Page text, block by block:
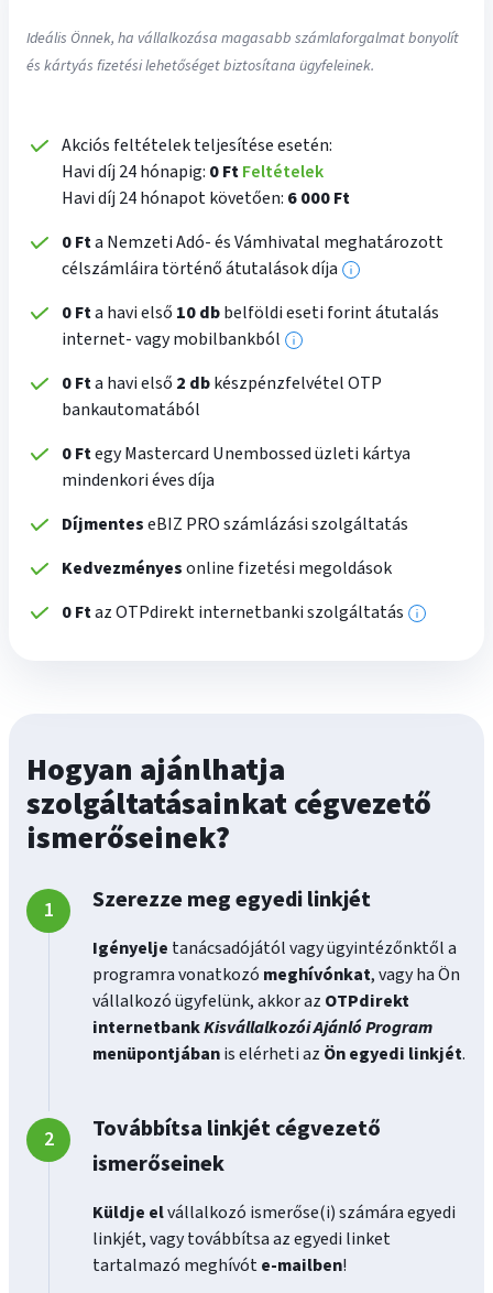
Ideális Önnek, ha vállalkozása magasabb számlaforgalmat bonyolít
és kártyás fizetési lehetőséget biztosítana ügyfeleinek.
Akciós feltételek teljesítése esetén:
Havi díj 24 hónapig: 0 FtFeltételek
Havi díj 24 hónapot követően: 6 000 Ft
0 Fta Nemzeti Adó- és Vámhivatal meghatározott
célszámláira történő átutalások díja
További
információk
0 Fta havi első 10 dbbelföldi eseti forint átutalás
internet- vagy mobilbankból
További
információk
0 Fta havi első 2 dbkészpénzfelvétel OTP
bankautomatából
0 Ftegy Mastercard Unembossed üzleti kártya
mindenkori éves díja
DíjmenteseBIZ PRO számlázási szolgáltatás
Kedvezményesonline fizetési megoldások
0 Ftaz OTPdirekt internetbanki szolgáltatás
További
Hogyan ajánlhatja
szolgáltatásainkat cégvezető
ismerőseinek?
Szerezze meg egyedi linkjét
Igényelje tanácsadójától vagy ügyintézőnktől a
programra vonatkozó meghívónkat, vagy ha Ön
vállalkozó ügyfelünk, akkor az OTPdirekt
internetbankKisvállalkozói Ajánló Program
menüpontjábanis elérheti az Ön egyedi linkjét.
Továbbítsa linkjét cégvezető
ismerőseinek
Küldje elvállalkozó ismerőse(i) számára egyedi
linkjét, vagy továbbítsa az egyedi linket
tartalmazó meghívóte-mailben!